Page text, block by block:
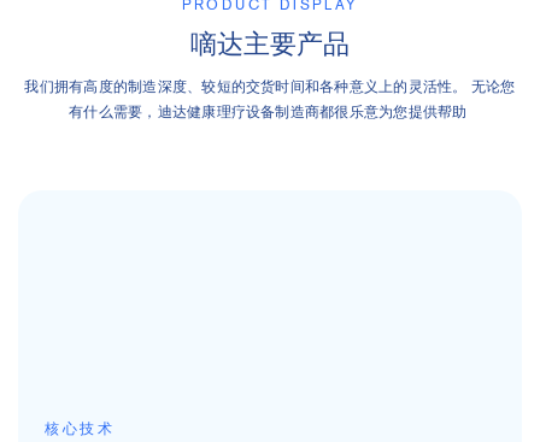
PRODUCT DISPLAY
嘀达主要产品
我们拥有高度的制造深度、较短的交货时间和各种意义上的灵活性。 无论您
有什么需要，迪达健康理疗设备制造商都很乐意为您提供帮助
核心技术